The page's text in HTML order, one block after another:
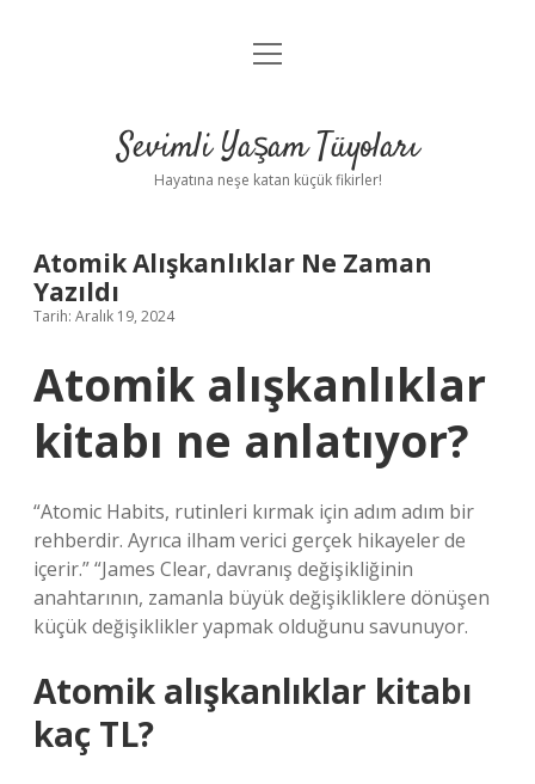
Anasayfa
Yasal Uyarı
menüyü
Sevimli Yaşam Tüyoları
Hayatına neşe katan küçük fikirler!
Atomik Alışkanlıklar Ne Zaman
Yazıldı
Tarih: Aralık 19, 2024
Atomik alışkanlıklar
kitabı ne anlatıyor?
“Atomic Habits, rutinleri kırmak için adım adım bir
rehberdir. Ayrıca ilham verici gerçek hikayeler de
içerir.” “James Clear, davranış değişikliğinin
anahtarının, zamanla büyük değişikliklere dönüşen
küçük değişiklikler yapmak olduğunu savunuyor.
Atomik alışkanlıklar kitabı
kaç TL?